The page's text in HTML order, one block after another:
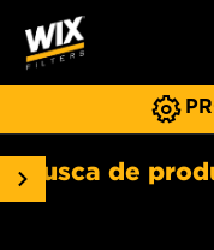
Busca de